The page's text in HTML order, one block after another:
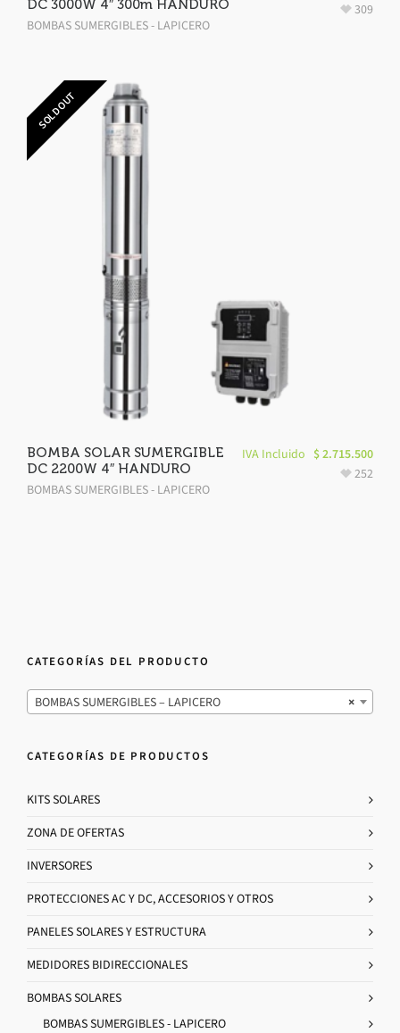
DC 3000W 4″ 300m HANDURO
BOMBAS SUMERGIBLES - LAPICERO
309
SOLD OUT
BOMBA SOLAR SUMERGIBLE
DC 2200W 4″ HANDURO
BOMBAS SUMERGIBLES - LAPICERO
IVA Incluido $2.715.500
252
CATEGORÍAS DEL PRODUCTO
×
BOMBAS SUMERGIBLES – LAPICERO
CATEGORÍAS DE PRODUCTOS
KITS SOLARES
ZONA DE OFERTAS
INVERSORES
PROTECCIONES AC Y DC, ACCESORIOS Y OTROS
PANELES SOLARES Y ESTRUCTURA
MEDIDORES BIDIRECCIONALES
BOMBAS SOLARES
BOMBAS SUMERGIBLES - LAPICERO